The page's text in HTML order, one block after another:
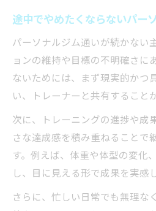
途中でやめたくならないパー
パーソナルジム通いが続かない
ョンの維持や目標の不明確さに
ないためには、まず現実的かつ
い、トレーナーと共有すること
次に、トレーニングの進捗や成
さな達成感を積み重ねることで
す。例えば、体重や体型の変化
し、目に見える形で成果を実感
さらに、忙しい日常でも無理な